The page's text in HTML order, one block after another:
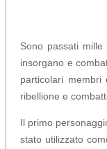
Sono passati
insorgano e
particolari
ribellione e
Il primo
stato utilizzato